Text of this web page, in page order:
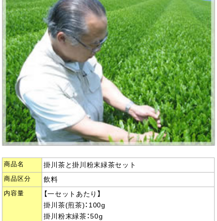
商品名 掛川茶と掛川粉末緑茶セット
商品区分 飲料
内容量
【一セットあたり】
掛川茶(煎茶)：100g
掛川粉末緑茶：50g